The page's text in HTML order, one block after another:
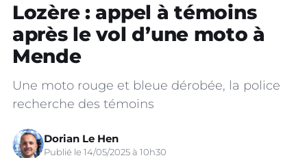
Lozère : appel à témoins
après le vol d’une moto à
Mende
Une moto rouge et bleue dérobée, la police
recherche des témoins
Dorian Le Hen
Publié le 14/05/2025 à 10h30